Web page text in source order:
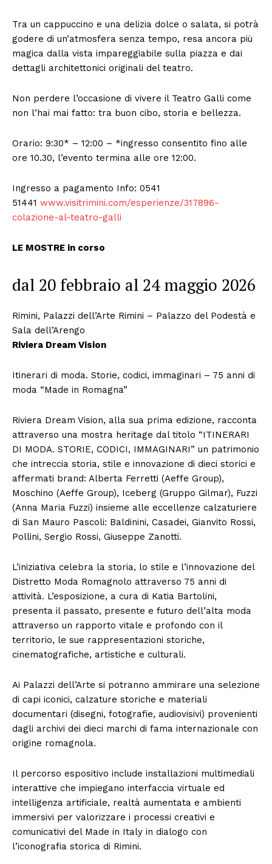
Condividi
Menu
AREEINTERNE
Canale TV 70/80/90
CONTENUTI
Esclusive
Tra un cappuccino e una delizia dolce o salata, si potrà
godere di un’atmosfera senza tempo, resa ancora più
magica dalla vista impareggiabile sulla piazza e dai
dettagli architettonici originali del teatro.
Non perdere l’occasione di vivere il Teatro Galli come
non l’hai mai fatto: tra buon cibo, storia e bellezza.
Orario: 9:30* – 12:00 – *ingresso consentito fino alle
ore 10.30, l’evento termina alle ore 12:00.
Ingresso a pagamento Info: 0541
51441 www.visitrimini.com/esperienze/317896-
colazione-al-teatro-galli
LE MOSTRE in corso
dal 20 febbraio al 24 maggio 2026
Rimini, Palazzi dell’Arte Rimini – Palazzo del Podestà e
Sala dell’Arengo
Riviera Dream Vision
Itinerari di moda. Storie, codici, immaginari – 75 anni di
moda “Made in Romagna”
Riviera Dream Vision, alla sua prima edizione, racconta
attraverso una mostra heritage dal titolo “ITINERARI
DI MODA. STORIE, CODICI, IMMAGINARI” un patrimonio
che intreccia storia, stile e innovazione di dieci storici e
affermati brand: Alberta Ferretti (Aeffe Group),
Moschino (Aeffe Group), Iceberg (Gruppo Gilmar), Fuzzi
(Anna Maria Fuzzi) insieme alle eccellenze calzaturiere
di San Mauro Pascoli: Baldinini, Casadei, Gianvito Rossi,
Pollini, Sergio Rossi, Giuseppe Zanotti.
L’iniziativa celebra la storia, lo stile e l’innovazione del
Distretto Moda Romagnolo attraverso 75 anni di
attività. L’esposizione, a cura di Katia Bartolini,
presenta il passato, presente e futuro dell’alta moda
attraverso un rapporto vitale e profondo con il
territorio, le sue rappresentazioni storiche,
cinematografiche, artistiche e culturali.
Ai Palazzi dell’Arte si potranno ammirare una selezione
di capi iconici, calzature storiche e materiali
documentari (disegni, fotografie, audiovisivi) provenienti
dagli archivi dei dieci marchi di fama internazionale con
origine romagnola.
Il percorso espositivo include installazioni multimediali
interattive che impiegano interfaccia virtuale ed
intelligenza artificiale, realtà aumentata e ambienti
immersivi per valorizzare i processi creativi e
comunicativi del Made in Italy in dialogo con
l’iconografia storica di Rimini.